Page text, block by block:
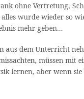
ohne Vertretung,
wurde wieder so
mehr geben…
dem Unterricht
müssen
lernen, aber wenn